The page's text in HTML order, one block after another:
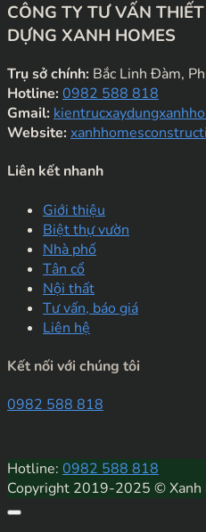
CÔNG TY TƯ VẤN
DỰNG XANH HOMES
Trụ sở chính: Bắc Linh Đàm,
Hotline:0982 588 818
Gmail:
Website:
Liên kết nhanh
Giới thiệu
Biệt thự vườn
Nhà phố
Tân cổ
Nội thất
Tư vấn, báo giá
Liên hệ
Kết nối với chúng tôi
0982 588 818
Hotline: 0982 588 818
Copyright 2019-2025 © Xanh